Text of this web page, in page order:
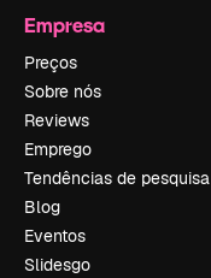
Empresa
Preços
Sobre nós
Reviews
Emprego
Tendências de pesquisa
Blog
Eventos
Slidesgo